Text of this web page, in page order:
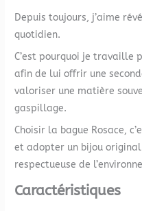
Depuis toujours, j’aime
quotidien.
C’est pourquoi je travaille
afin de lui offrir une
valoriser une matière
gaspillage.
Choisir la bague Rosace,
et adopter un bijou
respectueuse de
Caractéristiques